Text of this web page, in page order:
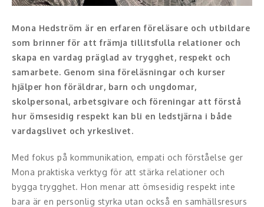
Underhållning och event
Event
Humoristiska föredrag
Ljus och belysning
Komiker
Middagsunderhållning
Musiker
Mona Hedström är en erfaren föreläsare och utbildare
som brinner för att främja tillitsfulla relationer och
skapa en vardag präglad av trygghet, respekt och
samarbete. Genom sina föreläsningar och kurser
hjälper hon föräldrar, barn och ungdomar,
skolpersonal, arbetsgivare och föreningar att förstå
hur ömsesidig respekt kan bli en ledstjärna i både
vardagslivet och yrkeslivet.
Med fokus på kommunikation, empati och förståelse ger
Mona praktiska verktyg för att stärka relationer och
bygga trygghet. Hon menar att ömsesidig respekt inte
bara är en personlig styrka utan också en samhällsresurs